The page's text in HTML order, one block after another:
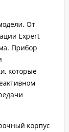
От
Expert
Прибор
которые
корпус